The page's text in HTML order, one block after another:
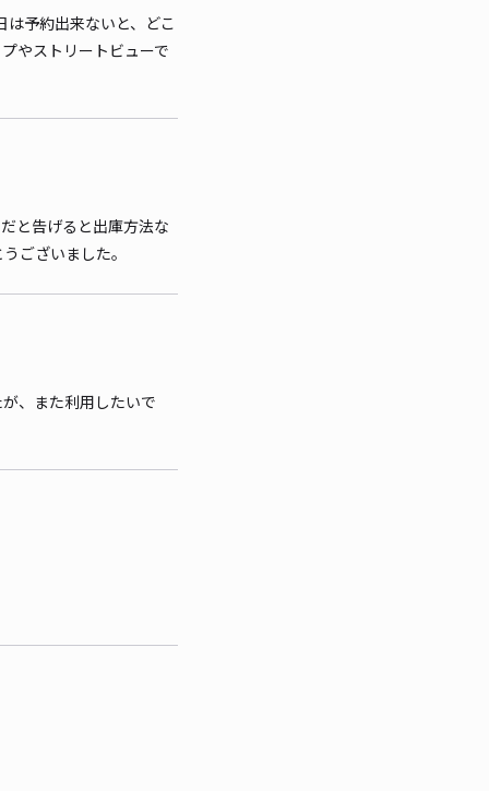
予約出来ないと、どこ
やストリートビューで
と告げると出庫方法な
ございました。
、また利用したいで